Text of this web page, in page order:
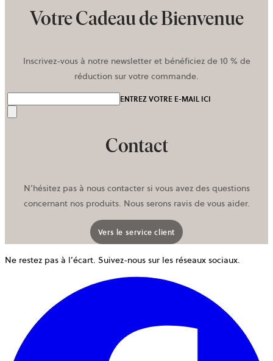
Votre Cadeau de Bienvenue
Inscrivez-vous à notre newsletter et bénéficiez de 10 % de
réduction sur votre commande.
ENTREZ VOTRE E-MAIL ICI
Contact
N’hésitez pas à nous contacter si vous avez des questions
concernant nos produits. Nous serons ravis de vous aider.
Vers le service client
Ne restez pas à l’écart. Suivez-nous sur les réseaux sociaux.